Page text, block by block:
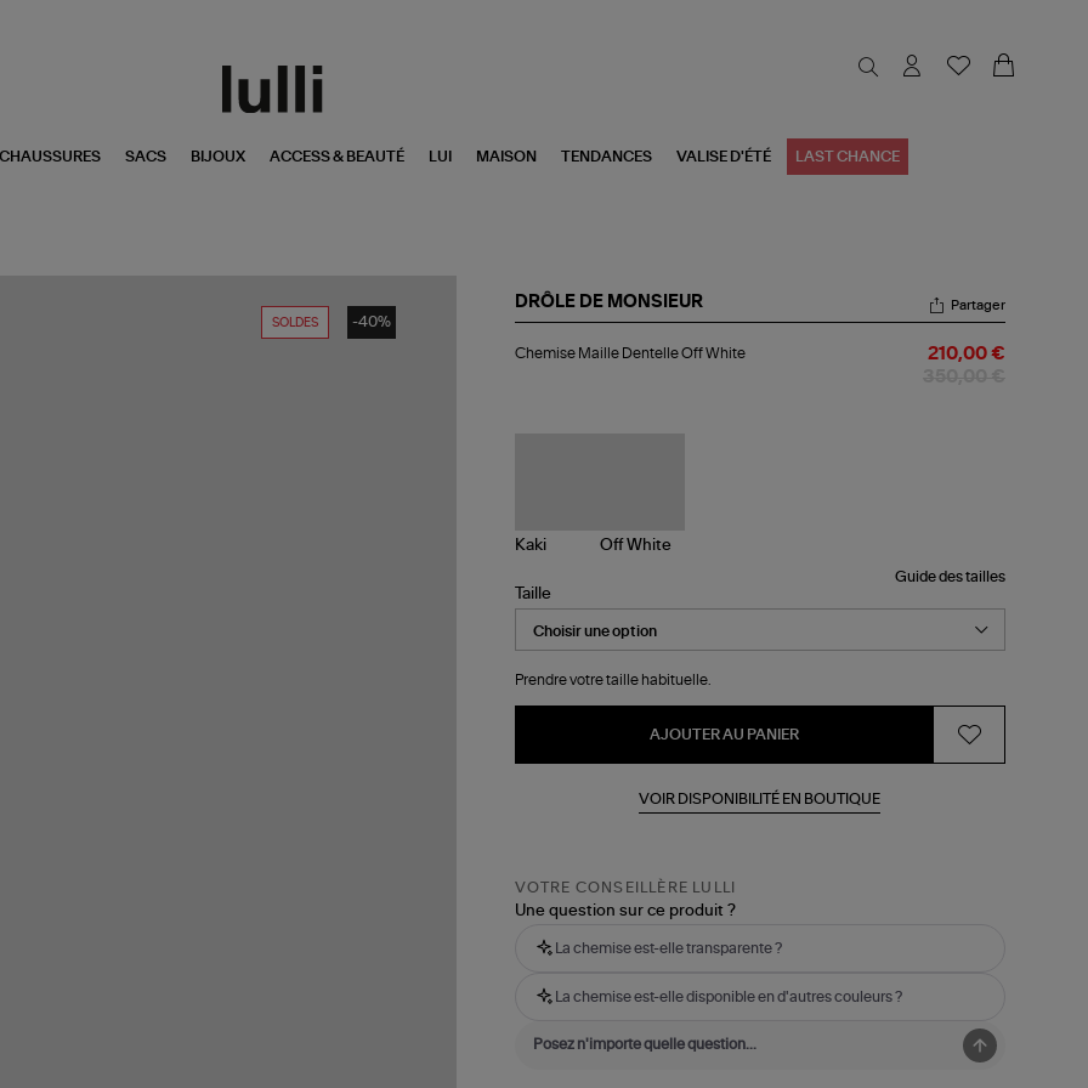
CHAUSSURES SACS BIJOUX ACCESS & BEAUTÉ LUI MAISON TENDANCES VALISE D'ÉTÉ LAST CHANCE
SOLDES -40%
DRÔLE DE MONSIEUR
Maille
Partager
Chemise Maille Dentelle Off White 210,00 €
Guide des tailles
Taille
Prendre votre taille habituelle.
AJOUTER AU PANIER
VOIR DISPONIBILITÉ EN BOUTIQUE
VOTRE CONSEILLÈRE LULLI
Une question sur ce produit ?
La chemise est-elle transparente ?
La chemise est-elle disponible en d'autres couleurs ?